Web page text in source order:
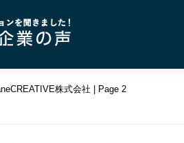
株式会社 | Page 2